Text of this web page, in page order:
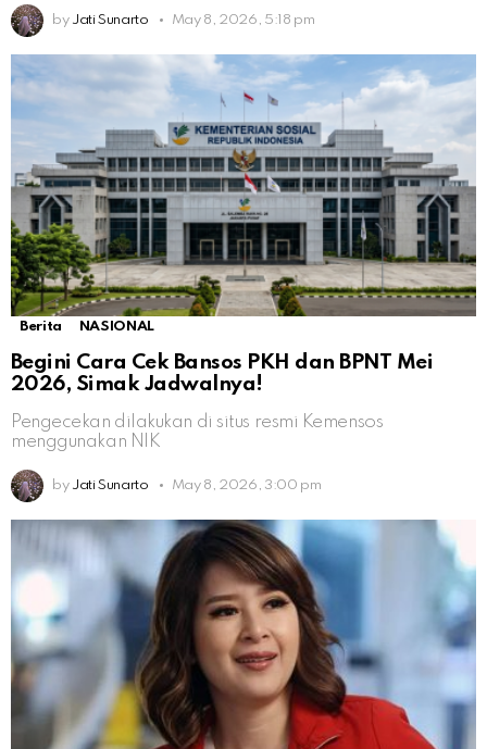
by Jati Sunarto May 8, 2026, 5:18 pm
Berita NASIONAL
Begini Cara Cek Bansos PKH dan BPNT Mei
2026, Simak Jadwalnya!
Pengecekan dilakukan di situs resmi Kemensos
menggunakan NIK
by Jati Sunarto May 8, 2026, 3:00 pm